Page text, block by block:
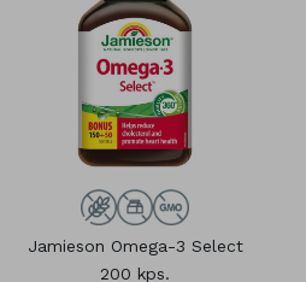
Jamieson Omega-3 Select
200 kps.